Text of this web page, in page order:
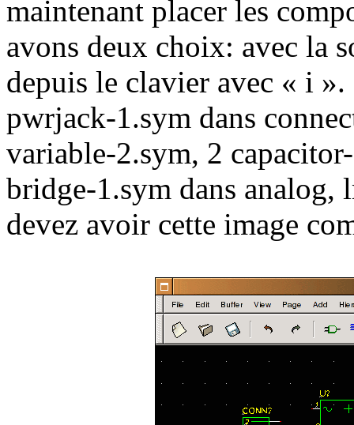
maintenant placer les
avons deux choix: avec la
depuis le clavier avec « i
pwrjack-1.sym dans
variable-2.sym, 2
bridge-1.sym dans analog,
devez avoir cette image